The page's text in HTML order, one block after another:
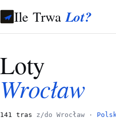
Ile TrwaLot?
Loty
Wrocław
141 tras z/do Wrocław ·